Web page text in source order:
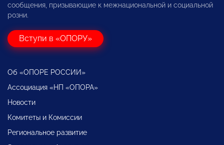
сообщения, призывающие к межнациональной и социальной
розни.
Вступи в «ОПОРУ»
Об «ОПОРЕ РОССИИ»
Ассоциация «НП «ОПОРА»
Новости
Комитеты и Комиссии
Региональное развитие